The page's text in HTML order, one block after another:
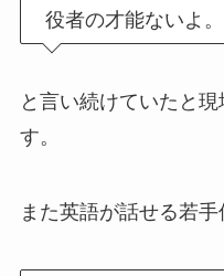
役者の才能ないよ
と言い続けていたと
す。
また英語が話せる若